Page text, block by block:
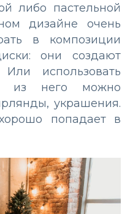
либо пастельной
дизайне очень
в композиции
они создают
использовать
из него можно
украшения.
попадает в